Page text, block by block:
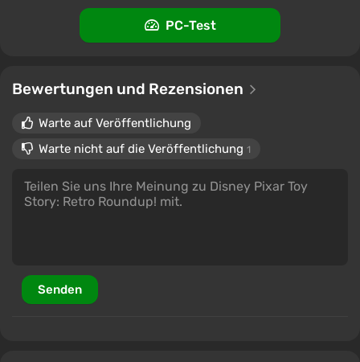
PC-Test
Bewertungen und Rezensionen
Warte auf Veröffentlichung
Warte nicht auf die Veröffentlichung 1
Senden